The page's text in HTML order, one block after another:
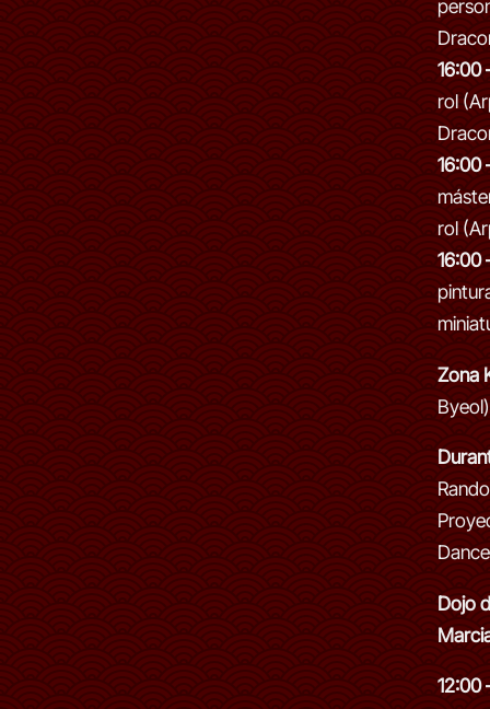
16:00
rol
16:00
rol
16:00
Zona
Byeol)
Dojo
12:00